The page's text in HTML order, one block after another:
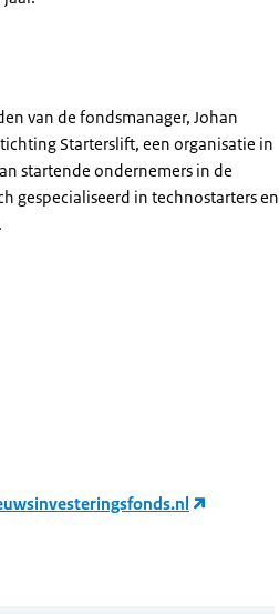
van de fondsmanager, Johan
Starterslift, een organisatie in
startende ondernemers in de
gespecialiseerd in technostarters en